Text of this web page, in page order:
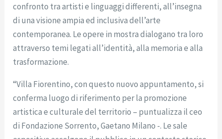
confronto tra artisti e linguaggi differenti, all’insegna
di una visione ampia ed inclusiva dell’arte
contemporanea. Le opere in mostra dialogano tra loro
attraverso temi legati all’identità, alla memoria e alla
trasformazione.
“Villa Fiorentino, con questo nuovo appuntamento, si
conferma luogo di riferimento per la promozione
artistica e culturale del territorio – puntualizza il ceo
di Fondazione Sorrento, Gaetano Milano -. Le sale